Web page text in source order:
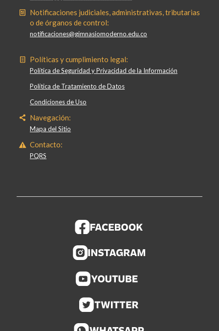
Notificaciones judiciales, administrativas, tributarias
o de órganos de control:
notificaciones@gimnasiomoderno.edu.co
Políticas y cumplimiento legal:
Política de Seguridad y Privacidad de la Información
Política de Tratamiento de Datos
Condiciones de Uso
Navegación:
Mapa del Sitio
Contacto:
PQRS